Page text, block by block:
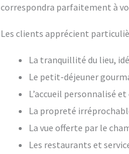
correspondra parfaitement à
Les clients apprécient
La tranquillité du lieu,
Le petit-déjeuner
L’accueil personnalisé
La propreté
La vue offerte par le
Les restaurants et